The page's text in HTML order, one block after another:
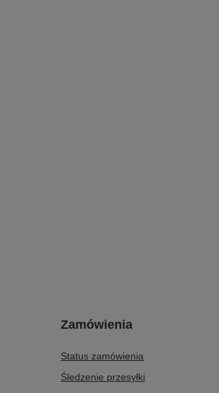
Zamówienia
Status zamówienia
Śledzenie przesyłki